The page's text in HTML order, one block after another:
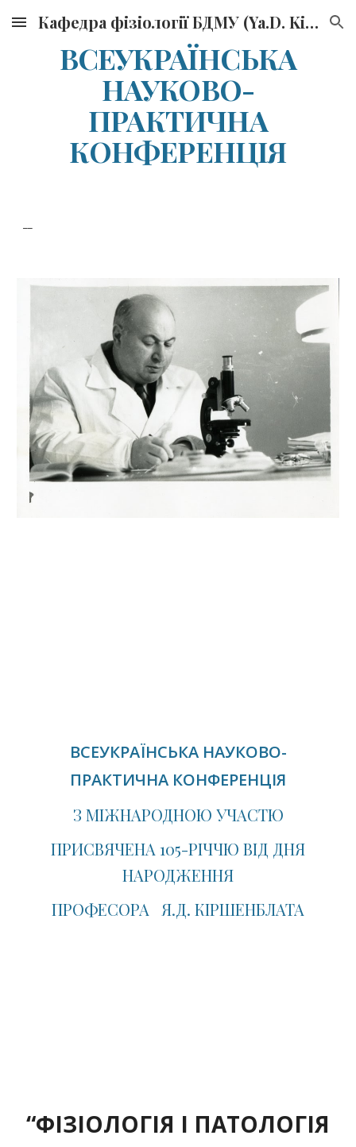
Skip to main content Skip to navigation
Кафедра фізіології БДМУ (Ya.D. Kirshenblat Department of Physiology, BSMU)
ВСЕУКРАЇНСЬКА
НАУКОВО-
ПРАКТИЧНА
КОНФЕРЕНЦІЯ
ВСЕУКРАЇНСЬКА НАУКОВО-
ПРАКТИЧНА КОНФЕРЕНЦІЯ
З МІЖНАРОДНОЮ УЧАСТЮ
ПРИСВЯЧЕНА 105-РІЧЧЮ ВІД ДНЯ
НАРОДЖЕННЯ
ПРОФЕСОРА Я.Д. КІРШЕНБЛАТА
“ФІЗІОЛОГІЯ І ПАТОЛОГІЯ